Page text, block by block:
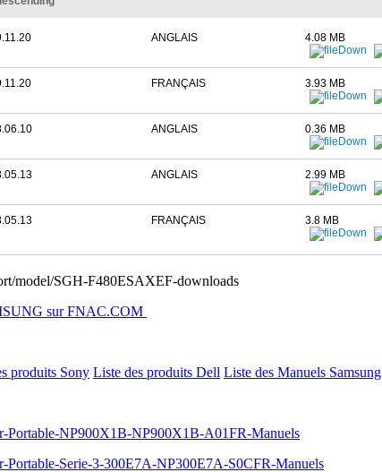
ANGLAIS 4.08 MB
FRANÇAIS 3.93 MB
ANGLAIS 0.36 MB
ANGLAIS 2.99 MB
FRANÇAIS 3.8 MB
model/SGH-F480ESAXEF-downloads
sur FNAC.COM
produits Sony Liste des produits Dell Liste des Manuels Samsung
Portable-NP900X1B-NP900X1B-A01FR-Manuels
Portable-Serie-3-300E7A-NP300E7A-S0CFR-Manuels